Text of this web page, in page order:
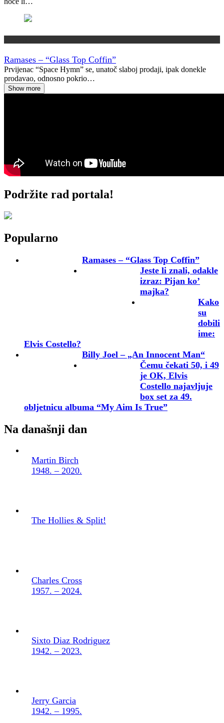
Ramases – “Glass Top Coffin”
Prvijenac “Space Hymn” se, unatoč slaboj prodaji, ipak donekle
prodavao, odnosno pokrio…
Show more
Podržite rad portala!
Popularno
Ramases – “Glass Top Coffin”
Jeste li znali, odakle
izraz: Pijan ko’
majka?
Kako
su
dobili
ime:
Elvis Costello?
Billy Joel – „An Innocent Man“
Čemu čekati 50, i 49
je OK, Elvis
Costello najavljuje
box set za 49.
obljetnicu albuma “My Aim Is True”
Na današnji dan
Martin Birch
1948. – 2020.
The Hollies & Split!
Charles Cross
1957. – 2024.
Sixto Diaz Rodriguez
1942. – 2023.
Jerry Garcia
1942. – 1995.